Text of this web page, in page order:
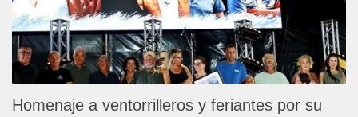
Homenaje a ventorrilleros y feriantes por su